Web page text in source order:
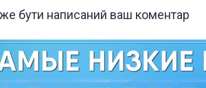
бути написаний ваш коментар